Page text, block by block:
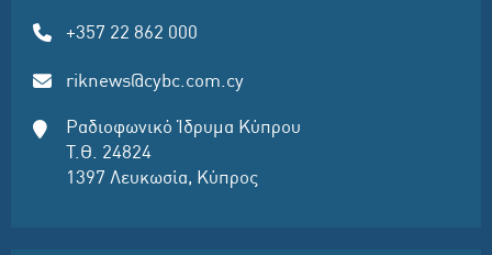
+357 22 862 000
riknews@cybc.com.cy
Ραδιοφωνικό Ίδρυμα Κύπρου
Τ.Θ. 24824
1397 Λευκωσία, Κύπρος